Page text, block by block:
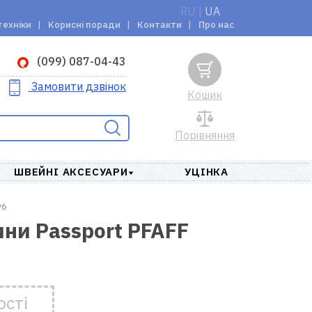
RU UA
Корисні поради Контакти Про нас
(099) 087-04-43
Замовити дзвінок
Порівняння
Кошик
ШВЕЙНІ АКСЕСУАРИ УЦІНКА
Passport PFAFF